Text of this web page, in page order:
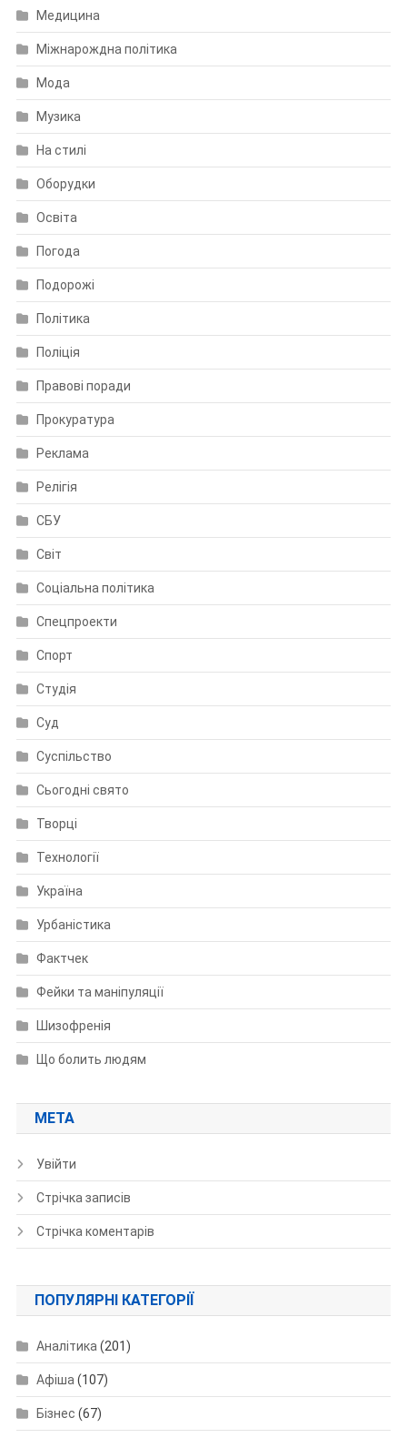
Медицина
Міжнарождна політика
Мода
Музика
На стилі
Оборудки
Освіта
Погода
Подорожі
Політика
Поліція
Правові поради
Прокуратура
Реклама
Релігія
СБУ
Світ
Соціальна політика
Спецпроекти
Спорт
Студія
Суд
Суспільство
Сьогодні свято
Творці
Технології
Україна
Урбаністика
Фактчек
Фейки та маніпуляції
Шизофренія
Що болить людям
МЕТА
Увійти
Стрічка записів
Стрічка коментарів
ПОПУЛЯРНІ КАТЕГОРІЇ
Аналітика (201)
Афіша (107)
Бізнес (67)